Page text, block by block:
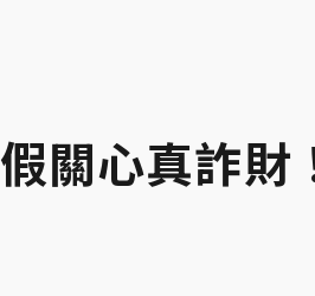
假關心真詐財